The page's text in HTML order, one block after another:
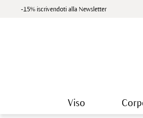
-15% iscrivendoti alla Newsletter
Viso